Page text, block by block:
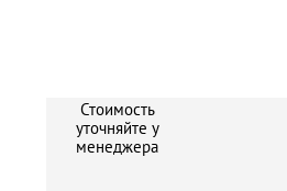
Стоимость
уточняйте у
менеджера